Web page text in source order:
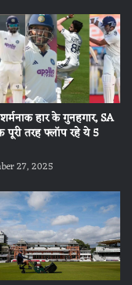
हार के गुनहगार, SA
तरह फ्लॉप रहे ये 5
27, 2025